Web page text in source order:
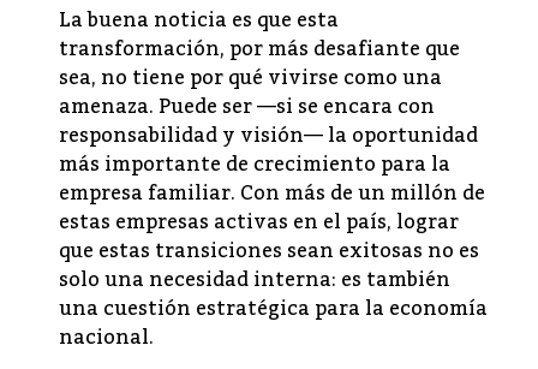
La buena noticia es que esta
transformación, por más desafiante que
sea, no tiene por qué vivirse como una
amenaza. Puede ser —si se encara con
responsabilidad y visión— la oportunidad
más importante de crecimiento para la
empresa familiar. Con más de un millón de
estas empresas activas en el país, lograr
que estas transiciones sean exitosas no es
solo una necesidad interna: es también
una cuestión estratégica para la economía
nacional.